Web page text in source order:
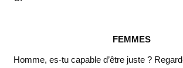
FEMMES
Homme, es-tu capable d’être juste ?